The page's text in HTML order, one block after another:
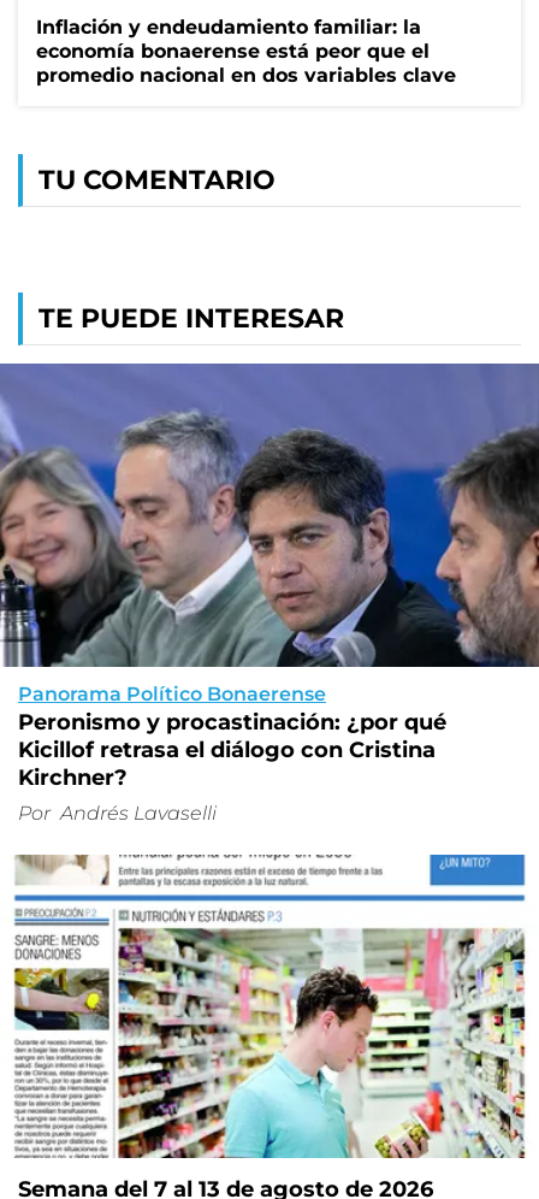
Inflación y endeudamiento familiar: la
economía bonaerense está peor que el
promedio nacional en dos variables clave
TU COMENTARIO
TE PUEDE INTERESAR
Panorama Político Bonaerense
Peronismo y procastinación: ¿por qué
Kicillof retrasa el diálogo con Cristina
Kirchner?
Por Andrés Lavaselli
Semana del 7 al 13 de agosto de 2026